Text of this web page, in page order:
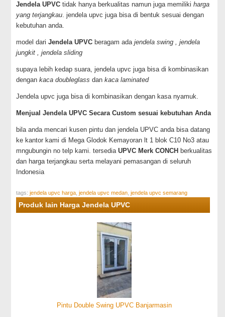
Jendela UPVC tidak hanya berkualitas namun juga memilikiharga
yang terjangkau. jendela upvc juga bisa di bentuk sesuai dengan
kebutuhan anda.
model dariJendela UPVC beragam adajendela swing , jendela
jungkit , jendela sliding
supaya lebih kedap suara, jendela upvc juga bisa di kombinasikan
dengankaca doubleglass dankaca laminated
Jendela upvc juga bisa di kombinasikan dengan kasa nyamuk.
Menjual Jendela UPVC Secara Custom sesuai kebutuhan Anda
bila anda mencari kusen pintu dan jendela UPVC anda bisa datang
ke kantor kami di Mega Glodok Kemayoran lt 1 blok C10 No3 atau
mngubungin no telp kami. tersediaUPVC Merk CONCH berkualitas
dan harga terjangkau serta melayani pemasangan di seluruh
Indonesia
tags:jendela upvc harga ,jendela upvc medan ,jendela upvc semarang
Produk lain Harga Jendela UPVC
Pintu Double Swing UPVC Banjarmasin